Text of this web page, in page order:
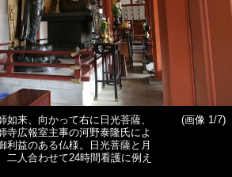
如来、向かって右に日光菩薩、
寺広報室主事の河野泰隆氏によ
利益のある仏様。日光菩薩と月
二人合わせて24時間看護に例え
(画像 1/7)